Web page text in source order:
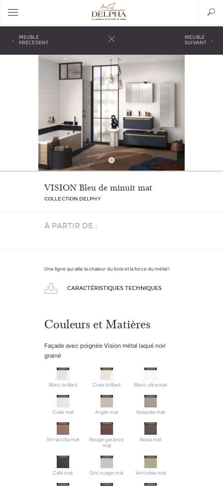
au
principal
Search
Back
top‹
MEUBLE
PRÉCÉDENT
MEUBLE
SUIVANT
›
VISION Bleu de minuit mat
COLLECTION DELPHY
À PARTIR DE :
Une ligne qui allie la chaleur du bois et la force du métal !
CARACTÉRISTIQUES TECHNIQUES
Couleurs et Matières
Façade avec poignée Vision métal laqué noir
grainé
Blanc brillant Craie brillant Blanc ultra mat
Craie mat Argile mat Noisette mat
Terracotta mat
Rouge garance
mat
Sépia mat
Café mat Gris nuage mat Vert olive mat